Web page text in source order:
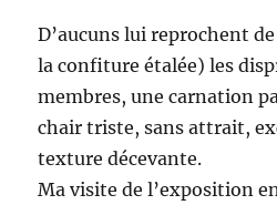
D’aucuns lui reprochent
la confiture étalée) les
membres, une carnation
chair triste, sans attrait,
texture décevante.
Ma visite de l’exposition